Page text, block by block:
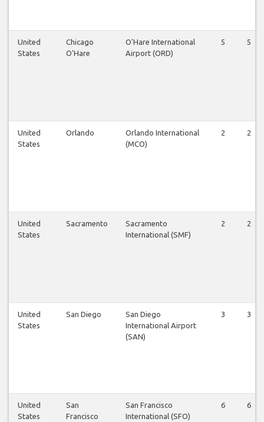
United
States
Chicago
O'Hare
O'Hare International
Airport (ORD)
5 5
United
States
Orlando
Orlando International
(MCO)
2 2
United
States
Sacramento
Sacramento
International (SMF)
2 2
United
States
San Diego
San Diego
International Airport
(SAN)
3 3
United
States
San
Francisco
San Francisco
International (SFO)
6 6